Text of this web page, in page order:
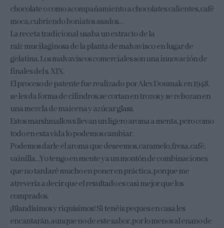
chocolate o como acompañamiento a chocolates calientes, café
moca, cubriendo boniatos asados…
La receta tradicional usaba un extracto de la
raíz mucilaginosa de la planta de malvavisco en lugar de
gelatina. Los malvaviscos comerciales son una innovación de
finales del s. XIX.
El proceso de patente fue realizado por Alex Doumak en 1948,
se les da forma de cilindros, se cortan en trozos y se rebozan en
una mezcla de maicena y azúcar glass.
Estos marshmallows llevan un ligero aroma a menta, pero como
todo en esta vida lo podemos cambiar.
Podemos darle el aroma que deseemos, caramelo, fresa, café,
vainilla…Yo tengo en mente ya un montón de combinaciones
que no tardaré mucho en poner en práctica, porque me
atrevería a decir que el resultado es casi mejor que los
comprados.
¡Blandísimos y riquísimos! Si tenéis peques en casa les
encantarán, aunque no de este sabor, por lo menos al enano de